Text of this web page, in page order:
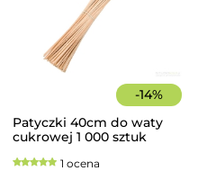
-14%
Patyczki 40cm do waty
cukrowej 1 000 sztuk
1 ocena